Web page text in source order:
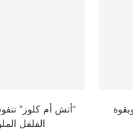
“أتش أم كلوز”
الفلفل